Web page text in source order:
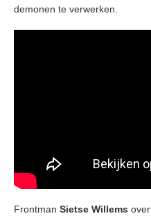
demonen te verwerken.
Frontman Sietse Willems over